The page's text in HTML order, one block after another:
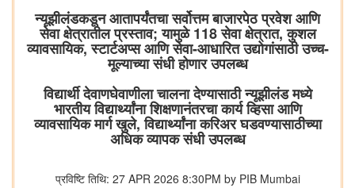
न्यूझीलंडकडून आतापर्यंतचा सर्वोत्तम बाजारपेठ प्रवेश आणि
सेवा क्षेत्रातील प्रस्ताव; यामुळे 118 सेवा क्षेत्रात, कुशल
व्यावसायिक, स्टार्टअप्स आणि सेवा-आधारित उद्योगांसाठी उच्च-
मूल्याच्या संधी होणार उपलब्ध
विद्यार्थी देवाणघेवाणीला चालना देण्यासाठी न्यूझीलंड मध्ये
भारतीय विद्यार्थ्यांना शिक्षणानंतरचा कार्य व्हिसा आणि
व्यावसायिक मार्ग खुले, विद्यार्थ्यांना करिअर घडवण्यासाठीच्या
अधिक व्यापक संधी उपलब्ध
प्रविष्टि तिथि: 27 APR 2026 8:30PM by PIB Mumbai